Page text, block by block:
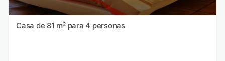
Casa de 81 m² para 4 personas